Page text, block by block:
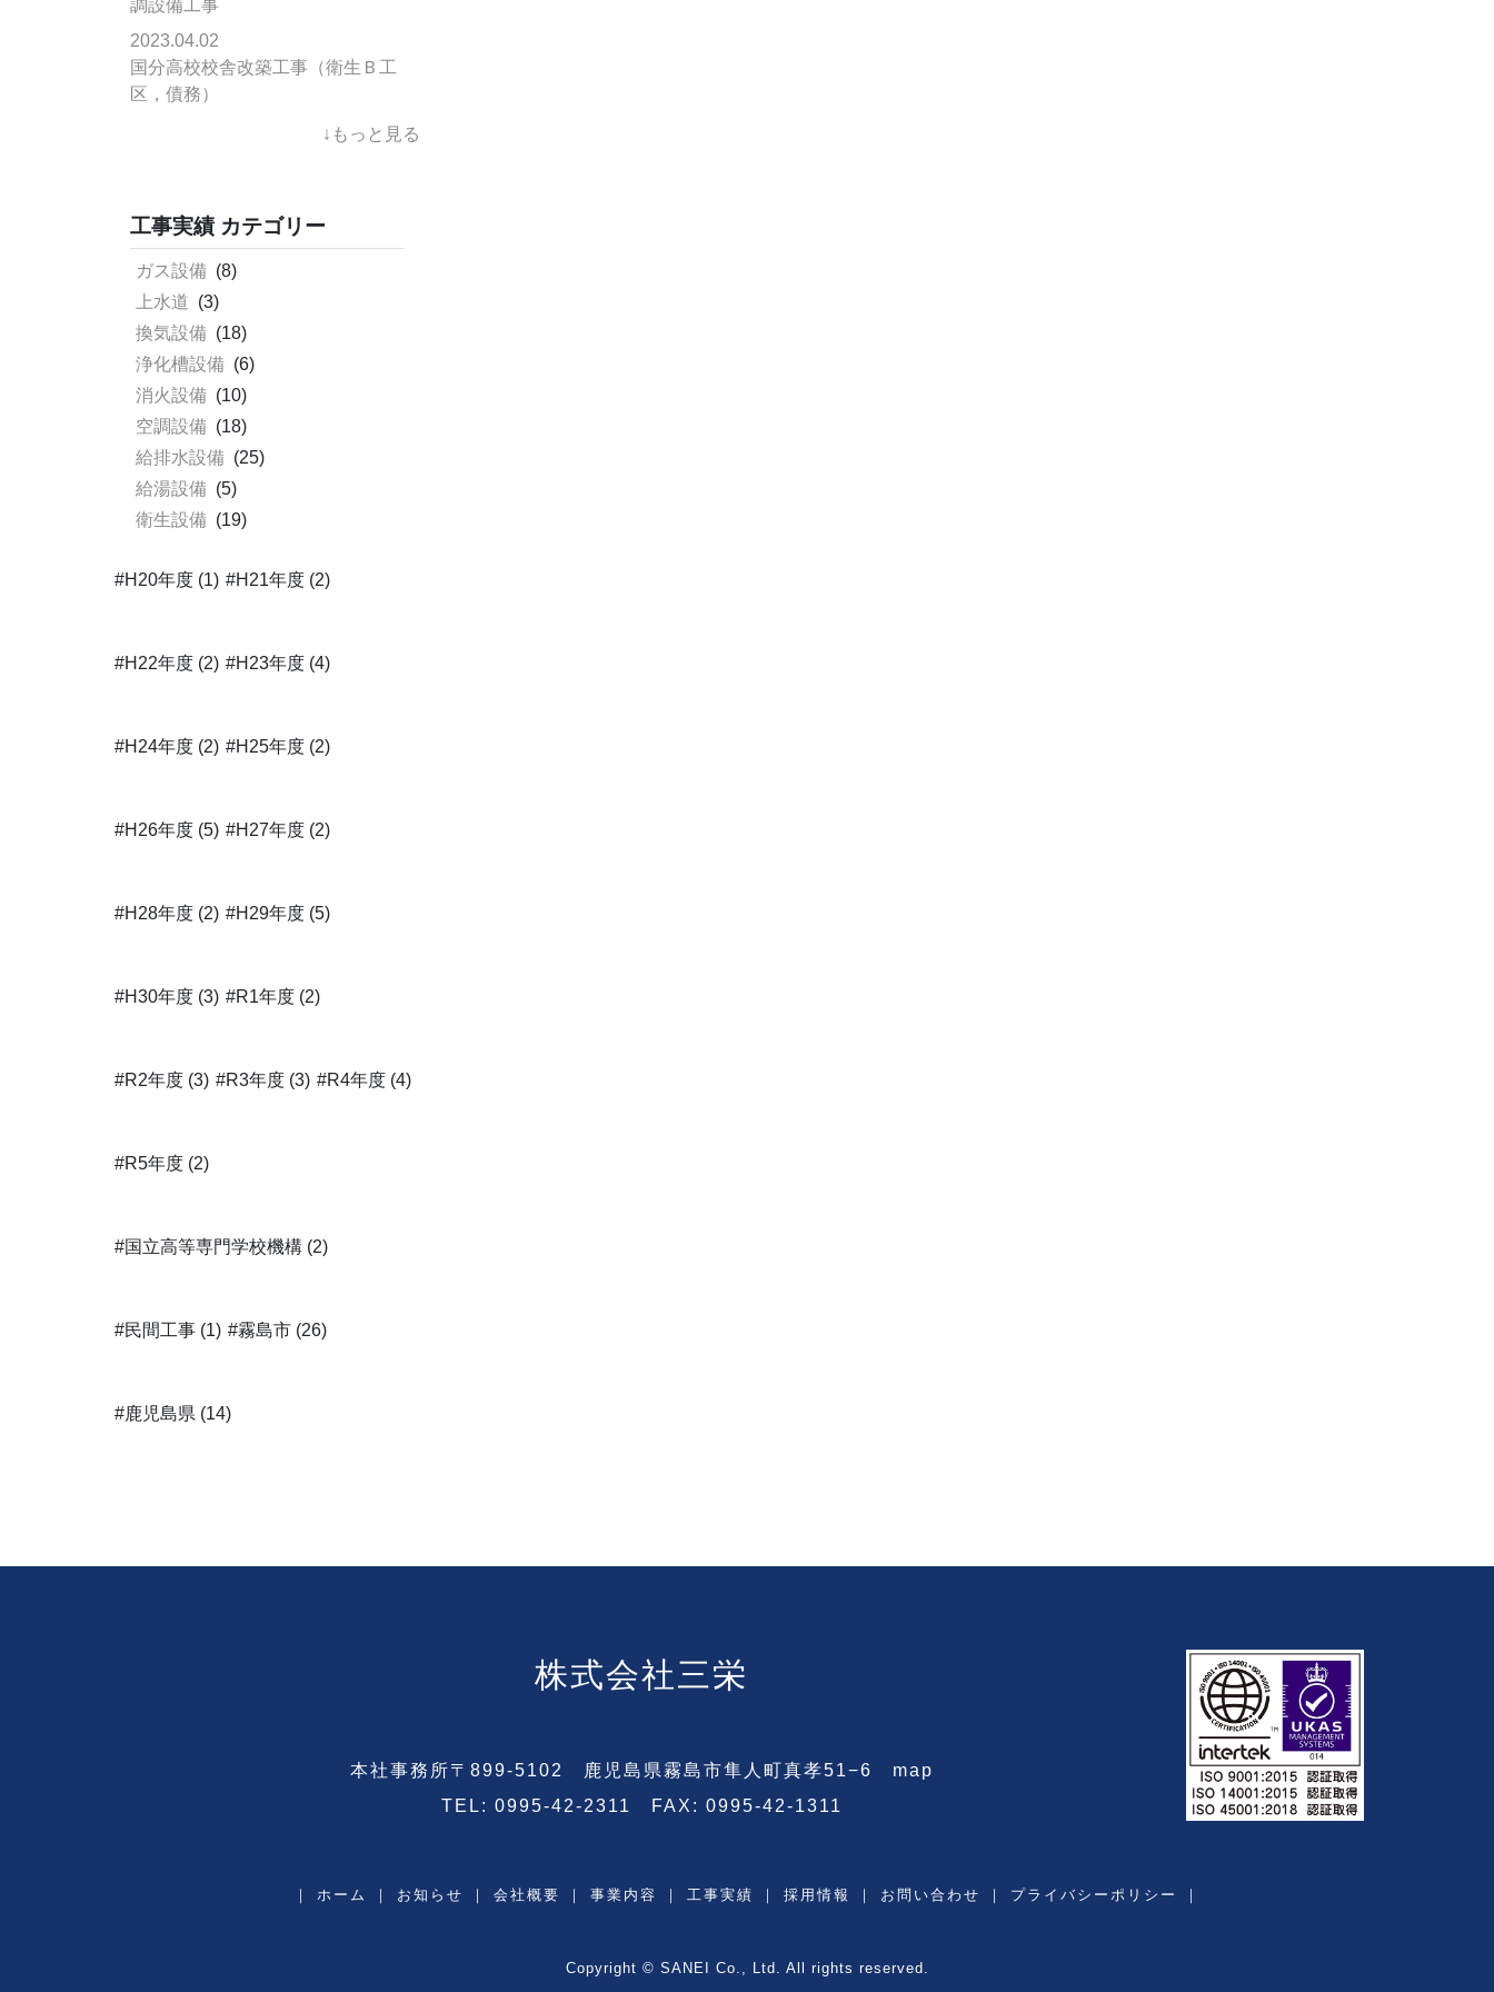
調設備工事
2023.04.02
国分高校校舎改築工事（衛生Ｂ工
区，債務）
↓もっと見る
工事実績 カテゴリー
ガス設備 (8)
上水道 (3)
換気設備 (18)
浄化槽設備 (6)
消火設備 (10)
空調設備 (18)
給排水設備 (25)
給湯設備 (5)
衛生設備 (19)
#H20年度 (1) #H21年度 (2)
#H22年度 (2) #H23年度 (4)
#H24年度 (2) #H25年度 (2)
#H26年度 (5) #H27年度 (2)
#H28年度 (2) #H29年度 (5)
#H30年度 (3) #R1年度 (2)
#R2年度 (3) #R3年度 (3) #R4年度 (4)
#R5年度 (2)
#国立高等専門学校機構 (2)
#民間工事 (1) #霧島市 (26)
#鹿児島県 (14)
株式会社三栄
本社事務所〒899-5102 鹿児島県霧島市隼人町真孝51−6 map
TEL: 0995-42-2311 FAX: 0995-42-1311
｜ ホーム ｜ お知らせ ｜ 会社概要 ｜ 事業内容 ｜ 工事実績 ｜ 採用情報 ｜ お問い合わせ ｜ プライバシーポリシー ｜
Copyright © SANEI Co., Ltd. All rights reserved.